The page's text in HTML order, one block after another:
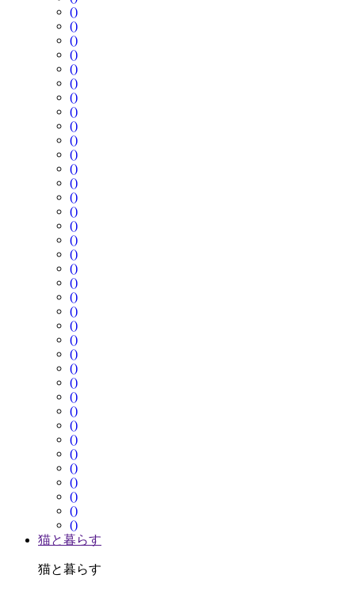
()
()
()
()
()
()
()
()
()
()
()
()
()
()
()
()
()
()
()
()
()
()
()
()
()
()
()
()
()
()
()
()
()
()
()
()
()
猫と暮らす
猫と暮らす